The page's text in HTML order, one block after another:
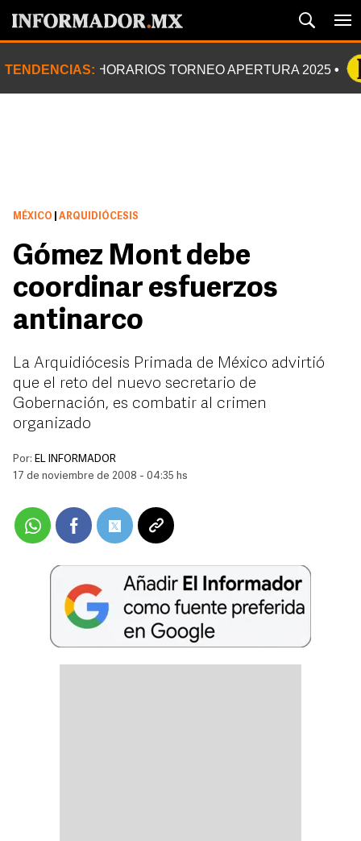
TENDENCIAS: HORARIOS TORNEO APERTURA 2025
MÉXICO ARQUIDIÓCESIS
Gómez Mont debe
coordinar esfuerzos
antinarco
La Arquidiócesis Primada de México advirtió
que el reto del nuevo secretario de
Gobernación, es combatir al crimen
organizado
Por: EL INFORMADOR
17 de noviembre de 2008 - 04:35 hs